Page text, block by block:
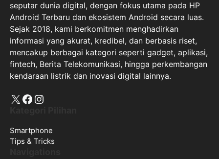
seputar dunia digital, dengan fokus utama pada HP
Android Terbaru dan ekosistem Android secara luas.
Sejak 2018, kami berkomitmen menghadirkan
informasi yang akurat, kredibel, dan berbasis riset,
mencakup berbagai kategori seperti gadget, aplikasi,
fintech, Berita Telekomunikasi, hingga perkembangan
kendaraan listrik dan inovasi digital lainnya.
X Facebook
Instagram
Smartphone
Tips & Tricks